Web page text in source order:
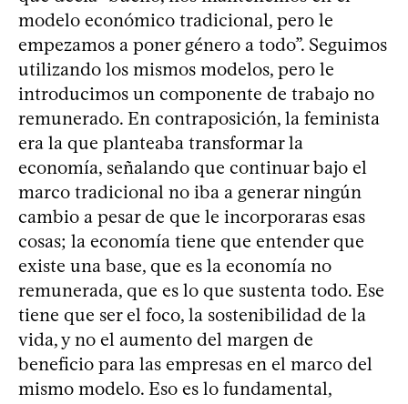
modelo económico tradicional, pero le
empezamos a poner género a todo”. Seguimos
utilizando los mismos modelos, pero le
introducimos un componente de trabajo no
remunerado. En contraposición, la feminista
era la que planteaba transformar la
economía, señalando que continuar bajo el
marco tradicional no iba a generar ningún
cambio a pesar de que le incorporaras esas
cosas; la economía tiene que entender que
existe una base, que es la economía no
remunerada, que es lo que sustenta todo. Ese
tiene que ser el foco, la sostenibilidad de la
vida, y no el aumento del margen de
beneficio para las empresas en el marco del
mismo modelo. Eso es lo fundamental,